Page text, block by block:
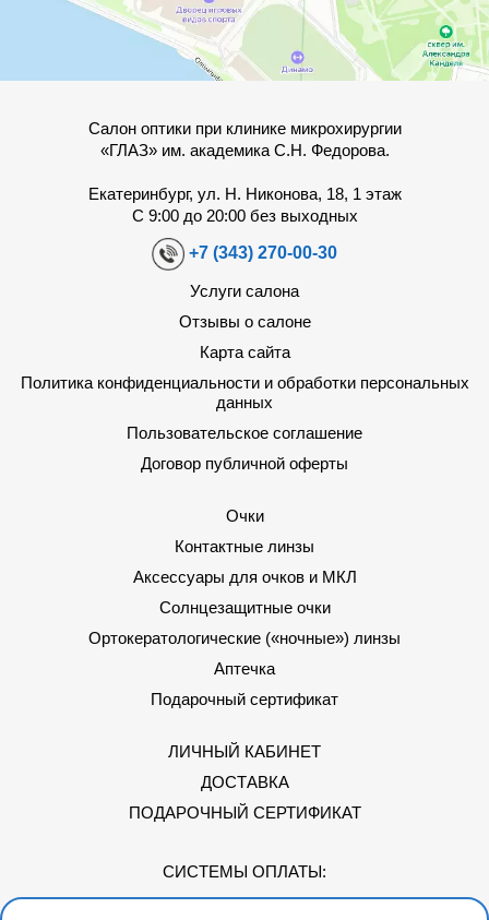
Салон оптики при клинике микрохирургии
«ГЛАЗ» им. академика С.Н. Федорова.
Екатеринбург, ул. Н. Никонова, 18, 1 этаж
С 9:00 до 20:00 без выходных
+7 (343) 270-00-30
Услуги салона
Отзывы о салоне
Карта сайта
Политика конфиденциальности и обработки персональных
данных
Пользовательское соглашение
Договор публичной оферты
Очки
Контактные линзы
Аксессуары для очков и МКЛ
Солнцезащитные очки
Ортокератологические («ночные») линзы
Аптечка
Подарочный сертификат
ЛИЧНЫЙ КАБИНЕТ
ДОСТАВКА
ПОДАРОЧНЫЙ СЕРТИФИКАТ
СИСТЕМЫ ОПЛАТЫ: